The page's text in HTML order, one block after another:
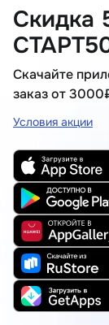
Скидка
Скачайте
заказ от
Условия акции